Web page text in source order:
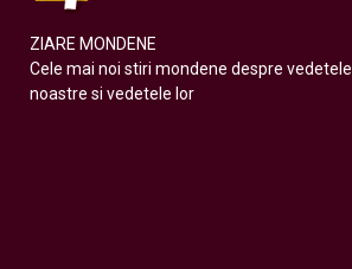
ZIARE MONDENE
Cele mai noi stiri mondene despre vedetele
noastre si vedetele lor